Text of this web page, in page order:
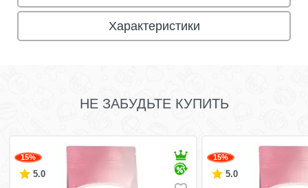
Характеристики
НЕ ЗАБУДЬТЕ КУПИТЬ
15%
5.0
15%
5.0